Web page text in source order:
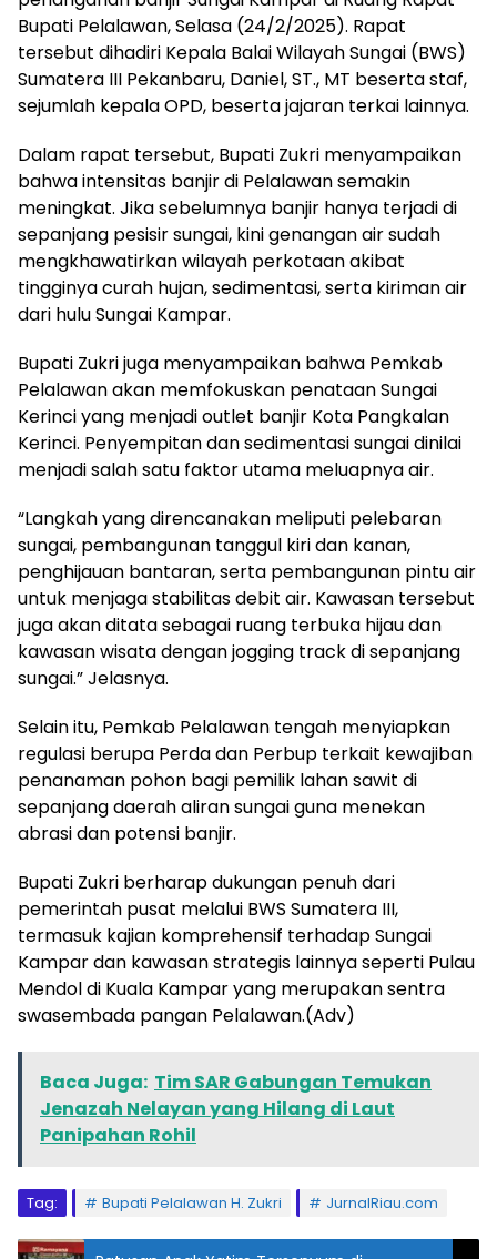
Bupati Pelalawan, Selasa (24/2/2025). Rapat
tersebut dihadiri Kepala Balai Wilayah Sungai (BWS)
Sumatera III Pekanbaru, Daniel, ST., MT beserta staf,
sejumlah kepala OPD, beserta jajaran terkai lainnya.
Dalam rapat tersebut, Bupati Zukri menyampaikan
bahwa intensitas banjir di Pelalawan semakin
meningkat. Jika sebelumnya banjir hanya terjadi di
sepanjang pesisir sungai, kini genangan air sudah
mengkhawatirkan wilayah perkotaan akibat
tingginya curah hujan, sedimentasi, serta kiriman air
dari hulu Sungai Kampar.
Bupati Zukri juga menyampaikan bahwa Pemkab
Pelalawan akan memfokuskan penataan Sungai
Kerinci yang menjadi outlet banjir Kota Pangkalan
Kerinci. Penyempitan dan sedimentasi sungai dinilai
menjadi salah satu faktor utama meluapnya air.
“Langkah yang direncanakan meliputi pelebaran
sungai, pembangunan tanggul kiri dan kanan,
penghijauan bantaran, serta pembangunan pintu air
untuk menjaga stabilitas debit air. Kawasan tersebut
juga akan ditata sebagai ruang terbuka hijau dan
kawasan wisata dengan jogging track di sepanjang
sungai.” Jelasnya.
Selain itu, Pemkab Pelalawan tengah menyiapkan
regulasi berupa Perda dan Perbup terkait kewajiban
penanaman pohon bagi pemilik lahan sawit di
sepanjang daerah aliran sungai guna menekan
abrasi dan potensi banjir.
Bupati Zukri berharap dukungan penuh dari
pemerintah pusat melalui BWS Sumatera III,
termasuk kajian komprehensif terhadap Sungai
Kampar dan kawasan strategis lainnya seperti Pulau
Mendol di Kuala Kampar yang merupakan sentra
swasembada pangan Pelalawan.(Adv)
Baca Juga: Tim SAR Gabungan Temukan
Jenazah Nelayan yang Hilang di Laut
Panipahan Rohil
Tag: Bupati Pelalawan H. Zukri JurnalRiau.com